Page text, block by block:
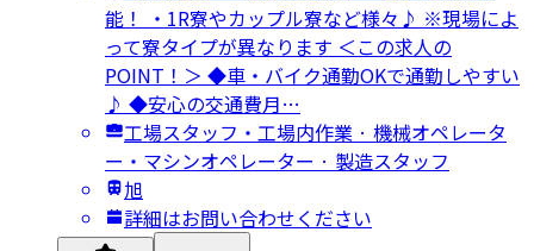
能！ ・1R寮やカップル寮など様々♪ ※現場によ
って寮タイプが異なります ＜この求人の
POINT！＞ ◆車・バイク通勤OKで通勤しやすい
♪ ◆安心の交通費月…
工場スタッフ・工場内作業 · 機械オペレータ
ー・マシンオペレーター · 製造スタッフ
旭
詳細はお問い合わせください